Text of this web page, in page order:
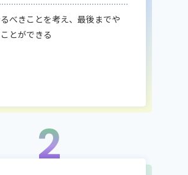
べきことを考え、最後までや
とができる
2